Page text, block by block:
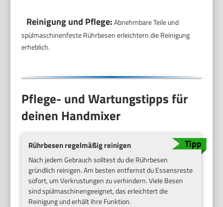
Reinigung und Pflege:Abnehmbare Teile und
spülmaschinenfeste Rührbesen erleichtern die Reinigung
erheblich.
Pflege- und Wartungstipps für
deinen Handmixer
Rührbesen regelmäßig reinigen
Nach jedem Gebrauch solltest du die Rührbesen
gründlich reinigen. Am besten entfernst du Essensreste
sofort, um Verkrustungen zu verhindern. Viele Besen
sind spülmaschinengeeignet, das erleichtert die
Reinigung und erhält ihre Funktion.